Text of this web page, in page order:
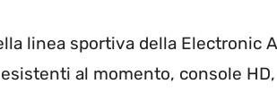
linea sportiva della Electronic
al momento, console HD,